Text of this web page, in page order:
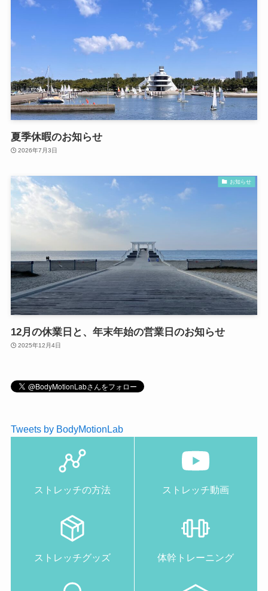
夏季休暇のお知らせ
2026年7月3日
お知らせ
12月の休業日と、年末年始の営業日のお知らせ
2025年12月4日
Tweets by BodyMotionLab
ストレッチの方法 ストレッチ動画
ストレッチグッズ 体幹トレーニング